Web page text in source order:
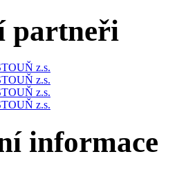
partneři
informace